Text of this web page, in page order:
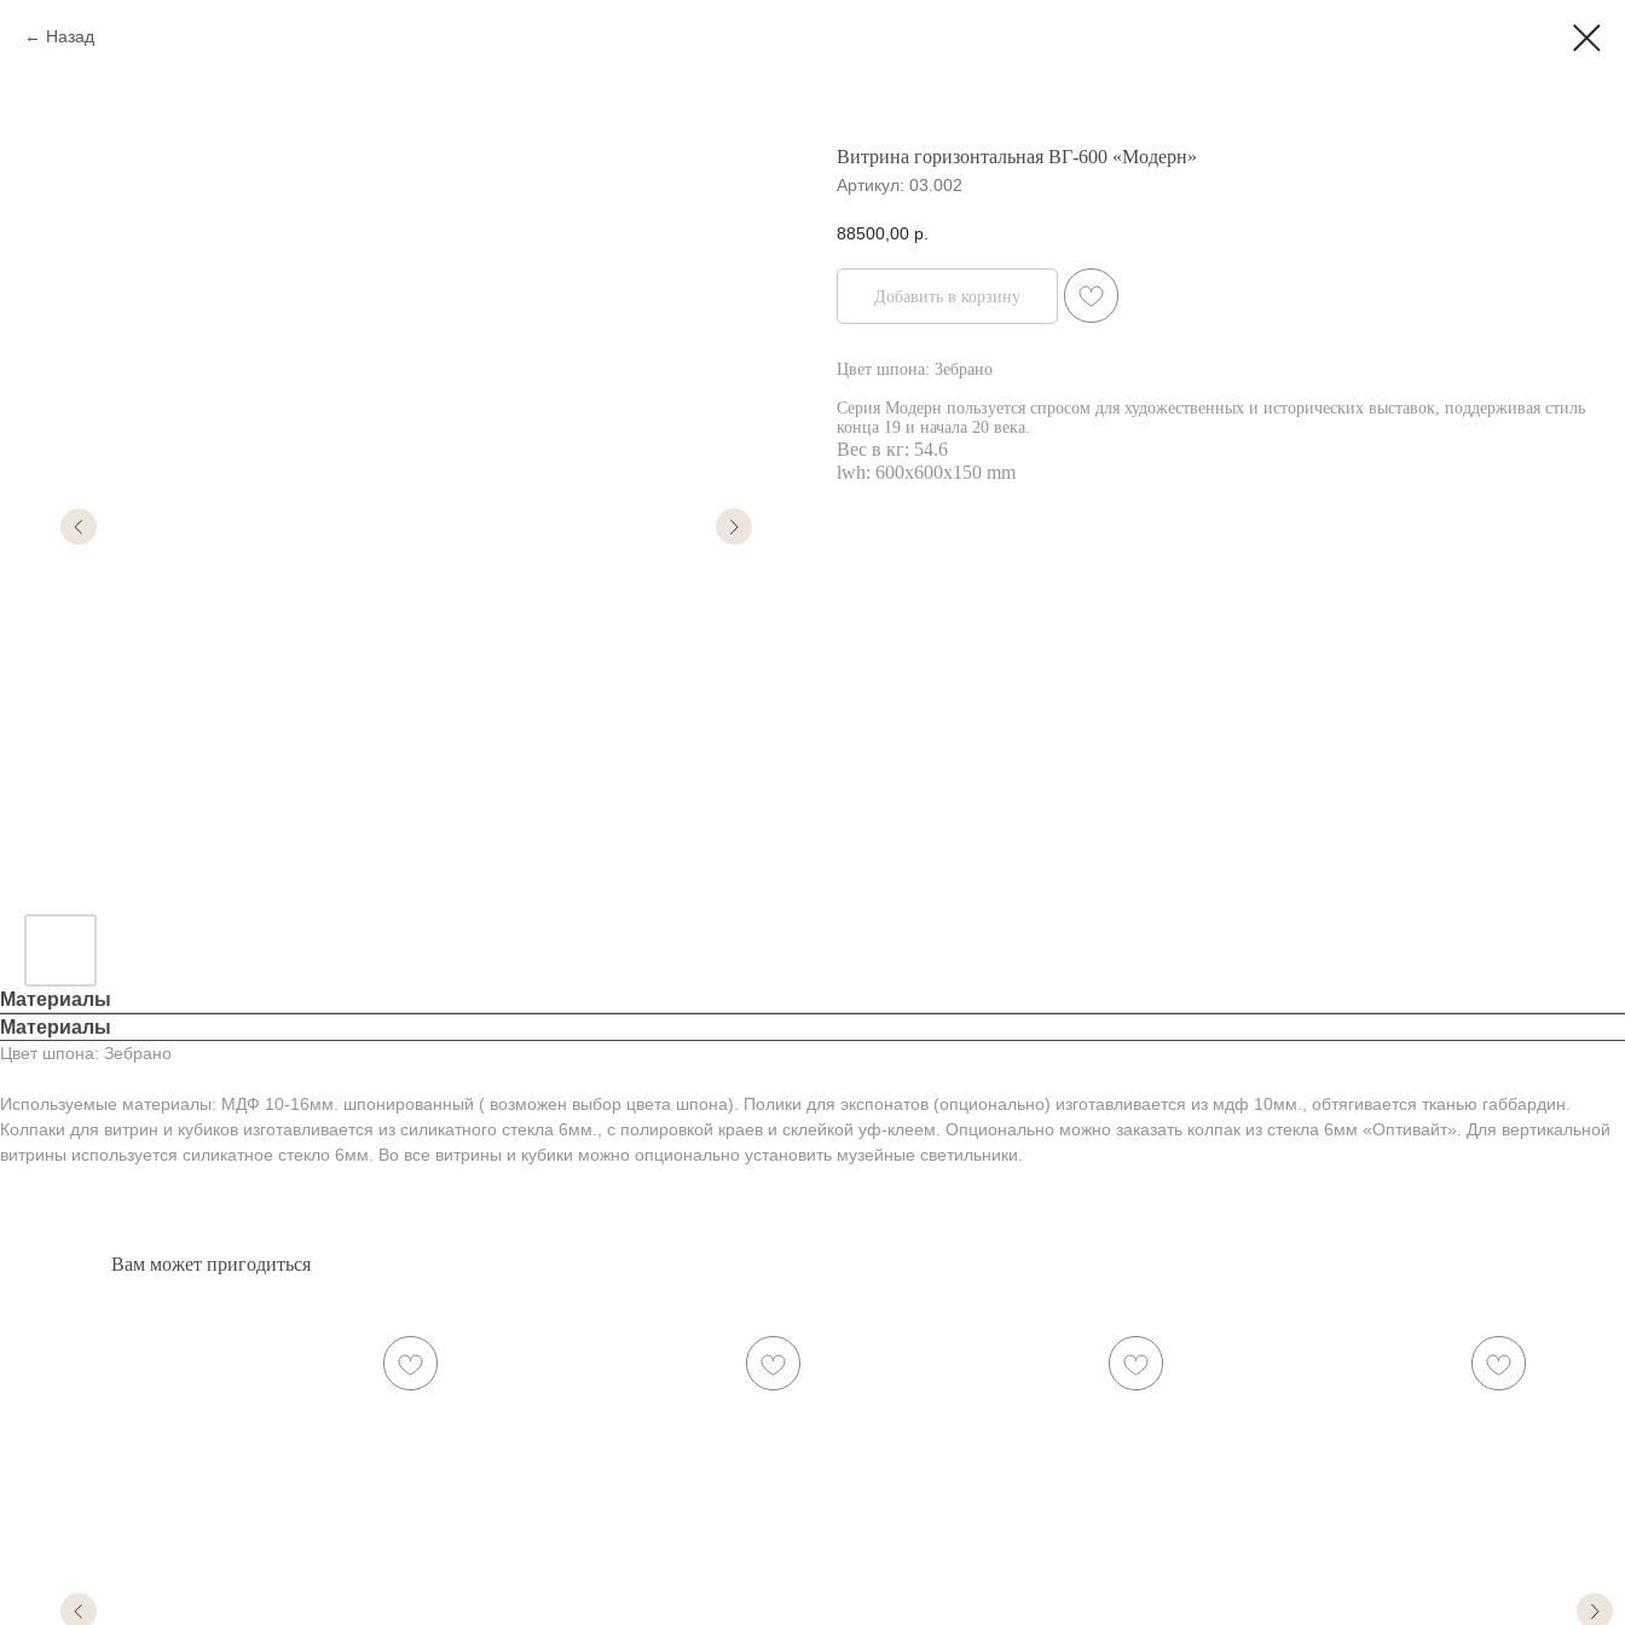
Назад
Витрина горизонтальная ВГ-600 «Модерн»
Артикул: 03.002
88500,00 р.
Добавить в корзину
Цвет шпона: Зебрано
Серия Модерн пользуется спросом для художественных и исторических выставок, поддерживая стиль
конца 19 и начала 20 века.
Вес в кг: 54.6
lwh: 600x600x150 mm
Материалы
Материалы
Цвет шпона: Зебрано
Используемые материалы: МДФ 10-16мм. шпонированный ( возможен выбор цвета шпона). Полики для экспонатов (опционально) изготавливается из мдф 10мм., обтягивается тканью габбардин.
Колпаки для витрин и кубиков изготавливается из силикатного стекла 6мм., с полировкой краев и склейкой уф-клеем. Опционально можно заказать колпак из стекла 6мм «Оптивайт». Для вертикальной
витрины используется силикатное стекло 6мм. Во все витрины и кубики можно опционально установить музейные светильники.
Вам может пригодиться